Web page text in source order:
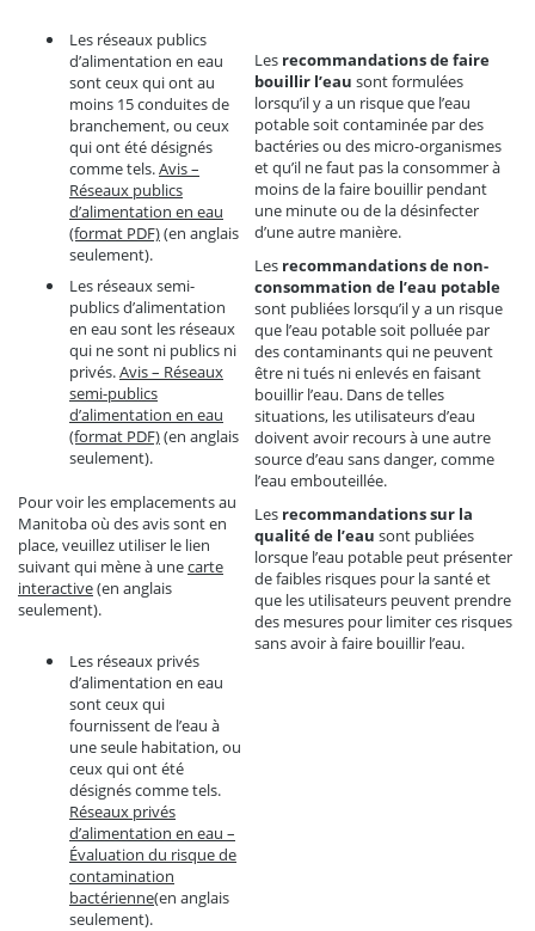
Les réseaux publics
d’alimentation en eau
sont ceux qui ont au
moins 15 conduites de
branchement, ou ceux
qui ont été désignés
comme tels.Avis –
Réseaux publics
d’alimentation en eau
(format PDF)(en anglais
seulement).
Les réseaux semi-
publics d’alimentation
en eau sont les réseaux
qui ne sont ni publics ni
privés.Avis – Réseaux
semi-publics
d’alimentation en eau
(format PDF)(en anglais
seulement).
Pour voir les emplacements au
Manitoba où des avis sont en
place, veuillez utiliser le lien
suivant qui mène à unecarte
interactive(en anglais
seulement).
Les réseaux privés
d’alimentation en eau
sont ceux qui
fournissent de l’eau à
une seule habitation, ou
ceux qui ont été
désignés comme tels.
Réseaux privés
d’alimentation en eau –
Évaluation du risque de
contamination
bactérienne(en anglais
seulement).
Les recommandations de faire
bouillir l’eau sont formulées
lorsqu’il y a un risque que l’eau
potable soit contaminée par des
bactéries ou des micro-organismes
et qu’il ne faut pas la consommer à
moins de la faire bouillir pendant
une minute ou de la désinfecter
d’une autre manière.
Les recommandations de non-
consommation de l’eau potable
sont publiées lorsqu’il y a un risque
que l’eau potable soit polluée par
des contaminants qui ne peuvent
être ni tués ni enlevés en faisant
bouillir l’eau. Dans de telles
situations, les utilisateurs d’eau
doivent avoir recours à une autre
source d’eau sans danger, comme
l’eau embouteillée.
Les recommandations sur la
qualité de l’eau sont publiées
lorsque l’eau potable peut présenter
de faibles risques pour la santé et
que les utilisateurs peuvent prendre
des mesures pour limiter ces risques
sans avoir à faire bouillir l’eau.